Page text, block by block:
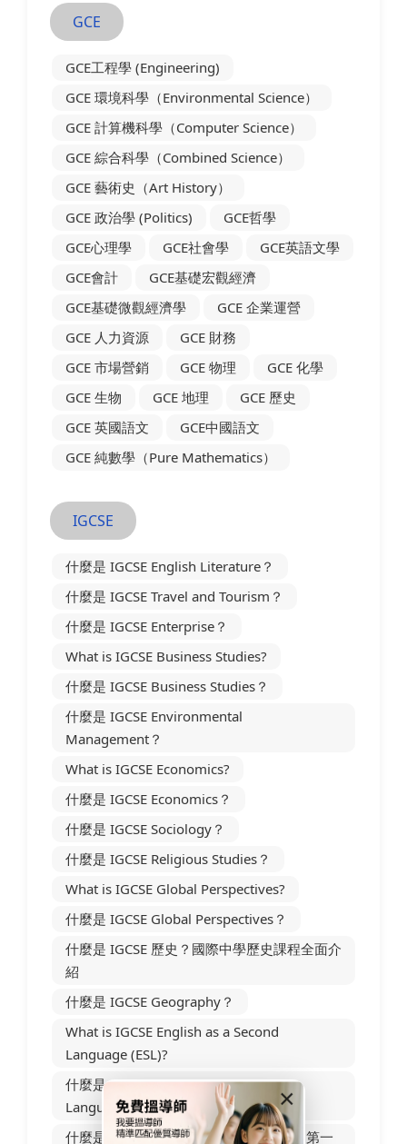
×
GCE
GCE工程學 (Engineering)
GCE 環境科學（Environmental Science）
GCE 計算機科學（Computer Science）
GCE 綜合科學（Combined Science）
GCE 藝術史（Art History）
GCE 政治學 (Politics)
GCE哲學
GCE心理學
GCE社會學
GCE英語文學
GCE會計
GCE基礎宏觀經濟
GCE基礎微觀經濟學
GCE 企業運營
GCE 人力資源
GCE 財務
GCE 市場營銷
GCE 物理
GCE 化學
GCE 生物
GCE 地理
GCE 歷史
GCE 英國語文
GCE中國語文
GCE 純數學（Pure Mathematics）
IGCSE
什麼是 IGCSE English Literature？
什麼是 IGCSE Travel and Tourism？
什麼是 IGCSE Enterprise？
What is IGCSE Business Studies?
什麼是 IGCSE Business Studies？
什麼是 IGCSE Environmental
Management？
What is IGCSE Economics?
什麼是 IGCSE Economics？
什麼是 IGCSE Sociology？
什麼是 IGCSE Religious Studies？
What is IGCSE Global Perspectives?
什麼是 IGCSE Global Perspectives？
什麼是 IGCSE 歷史？國際中學歷史課程全面介
紹
什麼是 IGCSE Geography？
What is IGCSE English as a Second
Language (ESL)?
什麼是 IGCSE English as a Second
Language（ESL）？
什麼是 IGCSE First Language English（第一